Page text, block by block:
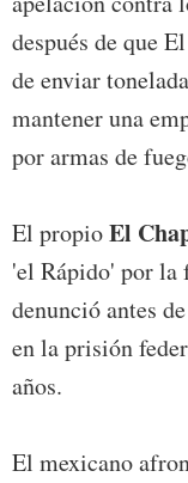
después de que
de enviar
mantener una
por armas de
El propioEl
'el Rápido' por la
denunció antes
en la prisión
años.
El mexicano